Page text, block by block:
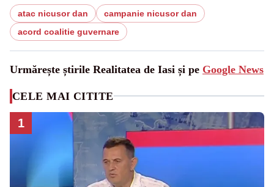
atac nicusor dan
campanie nicusor dan
acord coalitie guvernare
Urmărește știrile Realitatea de Iasi și pe Google News
CELE MAI CITITE
1